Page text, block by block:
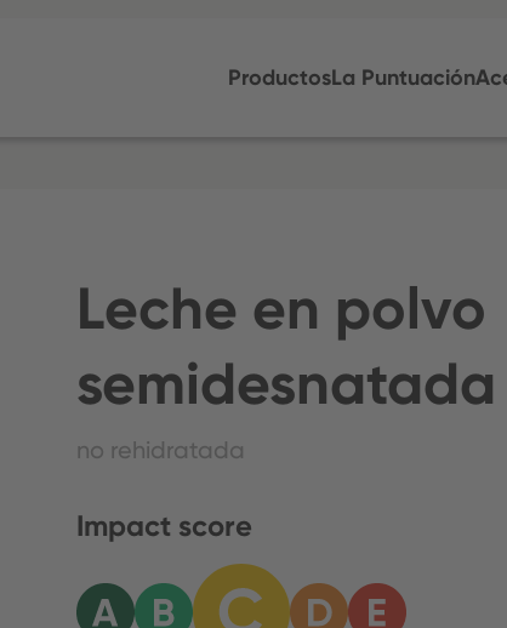
ProductosLa Puntuación
Leche en polvo
semidesnatada
no rehidratada
Impact score